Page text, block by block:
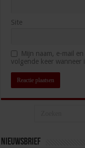
Site
Mijn naam, e-mail
volgende keer wanneer
Nieuwsbrief